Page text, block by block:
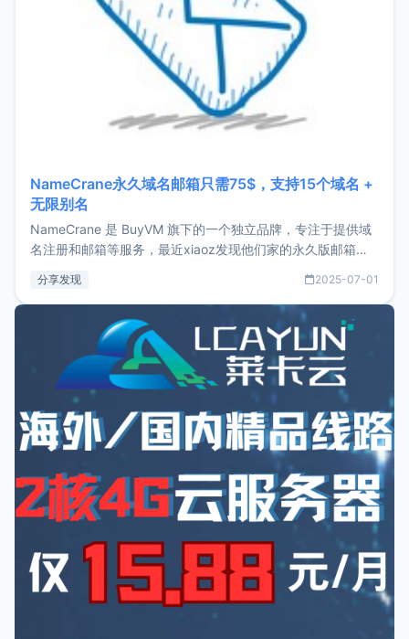
NameCrane永久域名邮箱只需75$，支持15个域名 +
无限别名
NameCrane 是 BuyVM 旗下的一个独立品牌，专注于提供域
名注册和邮箱等服务，最近xiaoz发现他们家的永久版邮箱服
又实惠的域名邮箱，不妨尝试一下 NameCrane。注册
NameCraneNameCrane不支持直接注册，必须要购买
分享发现 2025-07-01